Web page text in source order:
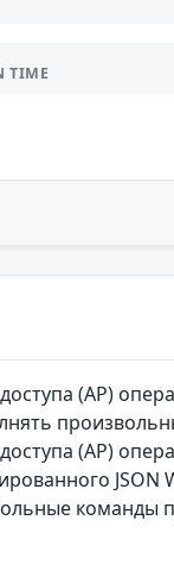
TIME
(AP)
(AP)
команды